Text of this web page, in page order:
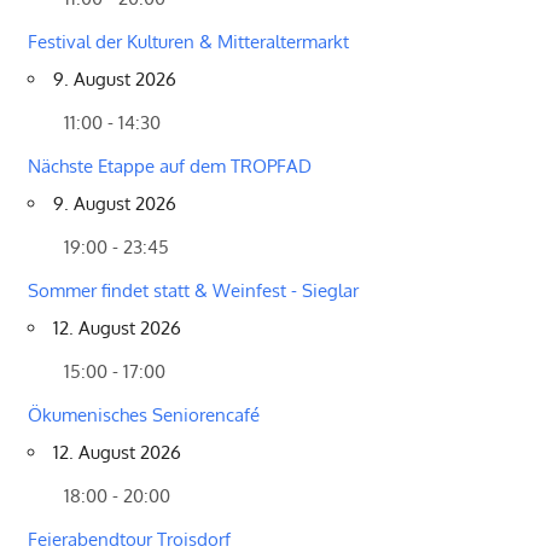
Festival der Kulturen & Mitteraltermarkt
9. August 2026
11:00 - 14:30
Nächste Etappe auf dem TROPFAD
9. August 2026
19:00 - 23:45
Sommer findet statt & Weinfest - Sieglar
12. August 2026
15:00 - 17:00
Ökumenisches Seniorencafé
12. August 2026
18:00 - 20:00
Feierabendtour Troisdorf